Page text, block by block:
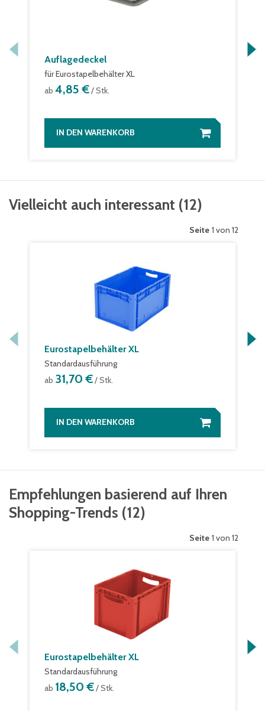
Auflagedeckel
für Eurostapelbehälter XL
ab 4,85 €/ Stk.
IN DEN WARENKORB
Vielleicht auch interessant (12)
Seite 1 von 12
Eurostapelbehälter XL
Standardausführung
ab 31,70 €/ Stk.
IN DEN WARENKORB
Empfehlungen basierend auf Ihren
Shopping-Trends (12)
Seite 1 von 12
Eurostapelbehälter XL
Standardausführung
ab 18,50 €/ Stk.